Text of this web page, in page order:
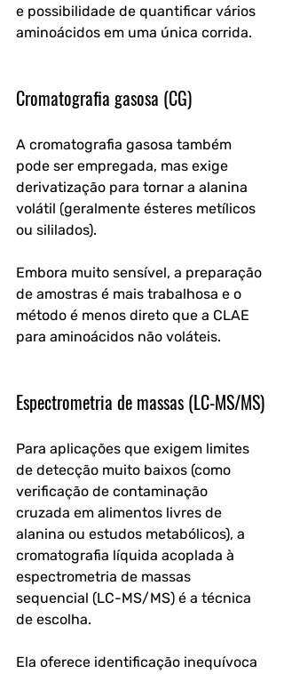
e possibilidade de quantificar vários
aminoácidos em uma única corrida.
Cromatografia gasosa (CG)
A cromatografia gasosa também
pode ser empregada, mas exige
derivatização para tornar a alanina
volátil (geralmente ésteres metílicos
ou sililados).
Embora muito sensível, a preparação
de amostras é mais trabalhosa e o
método é menos direto que a CLAE
para aminoácidos não voláteis.
Espectrometria de massas (LC-MS/MS)
Para aplicações que exigem limites
de detecção muito baixos (como
verificação de contaminação
cruzada em alimentos livres de
alanina ou estudos metabólicos), a
cromatografia líquida acoplada à
espectrometria de massas
sequencial (LC-MS/MS) é a técnica
de escolha.
Ela oferece identificação inequívoca